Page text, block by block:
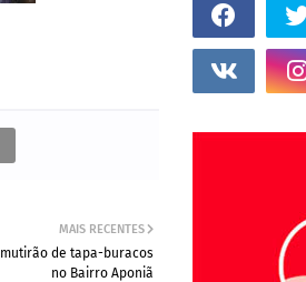
MAIS RECENTES
de tapa-buracos
no Bairro Aponiã